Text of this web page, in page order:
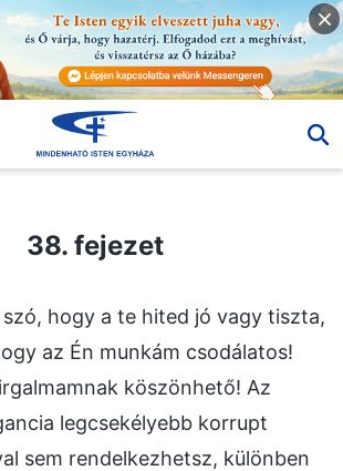
38. fejezet
hogy a te hited jó vagy tiszta,
az Én munkám csodálatos!
köszönhető! Az
legcsekélyebb korrupt
sem rendelkezhetsz, különben